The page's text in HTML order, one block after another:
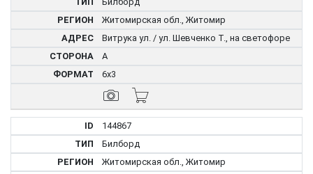
Житомирская обл., Житомир
Витрука ул. / ул. Шевченко Т., на светофоре
A
6x3
144867
Билборд
Житомирская обл., Житомир